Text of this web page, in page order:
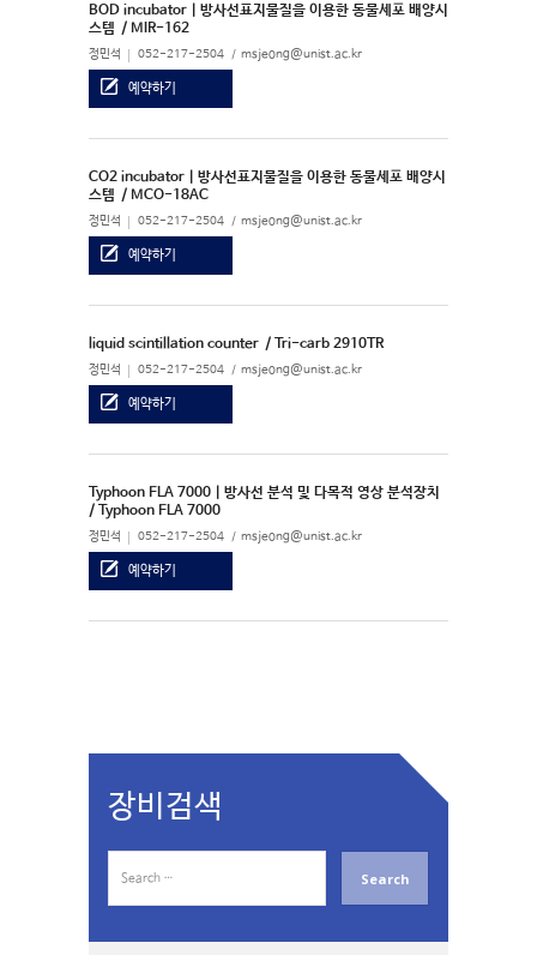
BOD incubator | 방사선표지물질을 이용한 동물세포 배양시
스템 / MIR-162
정민석 052-217-2504 msjeong@unist.ac.kr
예약하기
CO2 incubator | 방사선표지물질을 이용한 동물세포 배양시
스템 / MCO-18AC
정민석 052-217-2504 msjeong@unist.ac.kr
예약하기
liquid scintillation counter / Tri-carb 2910TR
정민석 052-217-2504 msjeong@unist.ac.kr
예약하기
Typhoon FLA 7000 | 방사선 분석 및 다목적 영상 분석장치
/ Typhoon FLA 7000
정민석 052-217-2504 msjeong@unist.ac.kr
예약하기
장비검색
a